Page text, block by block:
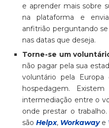
e aprender mais sobre
na plataforma e
anfitrião perguntando
nas datas que deseja.
Torne-se um
não pagar pela sua
voluntário pela
hospedagem.
intermediação entre o
onde prestar o
são Helpx, Workawaye